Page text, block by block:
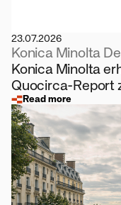
23.07.2026
Konica Minolta
Konica Minolta
Quocirca-Report
Read more